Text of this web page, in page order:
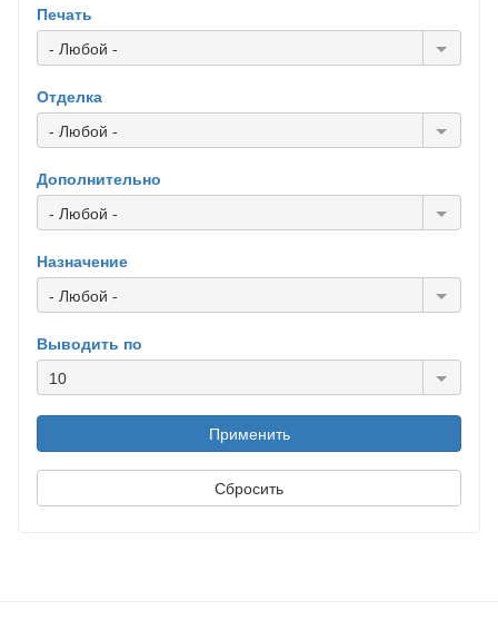
Печать
- Любой -
Отделка
- Любой -
Дополнительно
- Любой -
Назначение
- Любой -
Выводить по
10